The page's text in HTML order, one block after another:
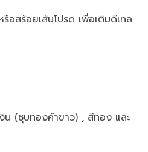
อสร้อยเส้นโปรด เพื่อเติมดีเทล
น (ชุบทองคำขาว) , สีทอง และ